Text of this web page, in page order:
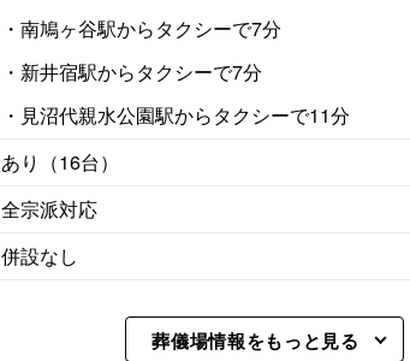
・南鳩ヶ谷駅からタクシーで7分
・新井宿駅からタクシーで7分
・見沼代親水公園駅からタクシーで11分
あり（16台）
全宗派対応
併設なし
葬儀場情報をもっと見る